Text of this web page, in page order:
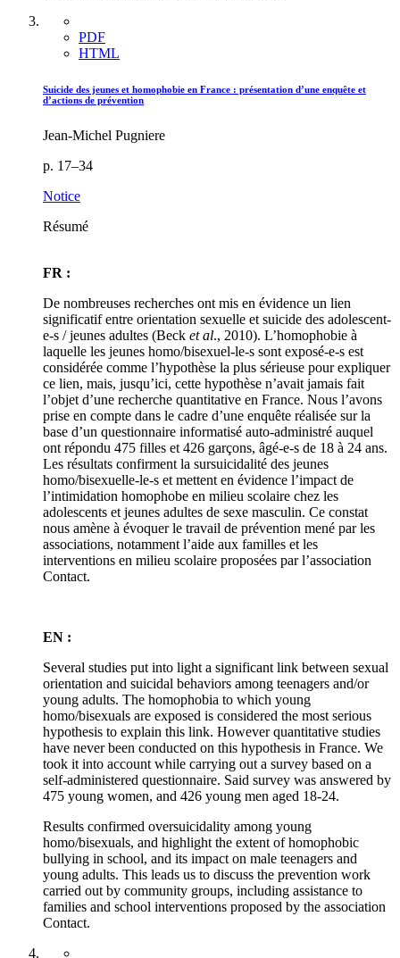
PDF
HTML
Suicide des jeunes et homophobie en France : présentation d’une enquête et
d’actions de prévention
Jean-Michel Pugniere
p. 17–34
Notice
Résumé
FR :
De nombreuses recherches ont mis en évidence un lien
significatif entre orientation sexuelle et suicide des adolescent-
e-s / jeunes adultes (Beck et al., 2010). L’homophobie à
laquelle les jeunes homo/bisexuel-le-s sont exposé-e-s est
considérée comme l’hypothèse la plus sérieuse pour expliquer
ce lien, mais, jusqu’ici, cette hypothèse n’avait jamais fait
l’objet d’une recherche quantitative en France. Nous l’avons
prise en compte dans le cadre d’une enquête réalisée sur la
base d’un questionnaire informatisé auto-administré auquel
ont répondu 475 filles et 426 garçons, âgé-e-s de 18 à 24 ans.
Les résultats confirment la sursuicidalité des jeunes
homo/bisexuelle-le-s et mettent en évidence l’impact de
l’intimidation homophobe en milieu scolaire chez les
adolescents et jeunes adultes de sexe masculin. Ce constat
nous amène à évoquer le travail de prévention mené par les
associations, notamment l’aide aux familles et les
interventions en milieu scolaire proposées par l’association
Contact.
EN :
Several studies put into light a significant link between sexual
orientation and suicidal behaviors among teenagers and/or
young adults. The homophobia to which young
homo/bisexuals are exposed is considered the most serious
hypothesis to explain this link. However quantitative studies
have never been conducted on this hypothesis in France. We
took it into account while carrying out a survey based on a
self-administered questionnaire. Said survey was answered by
475 young women, and 426 young men aged 18-24.
Results confirmed oversuicidality among young
homo/bisexuals, and highlight the extent of homophobic
bullying in school, and its impact on male teenagers and
young adults. This leads us to discuss the prevention work
carried out by community groups, including assistance to
families and school interventions proposed by the association
Contact.